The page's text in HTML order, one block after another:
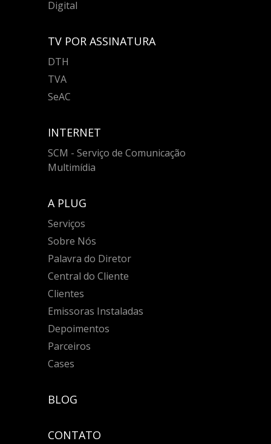
Digital
TV POR ASSINATURA
DTH
TVA
SeAC
INTERNET
SCM - Serviço de Comunicação
Multimídia
A PLUG
Serviços
Sobre Nós
Palavra do Diretor
Central do Cliente
Clientes
Emissoras Instaladas
Depoimentos
Parceiros
Cases
BLOG
CONTATO